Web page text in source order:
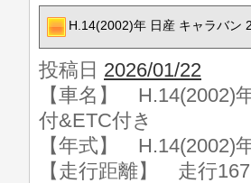
H.14(2002)年 日産 キャラバン
投稿日 2026/01/22
【車名】 H.14(2002)
付&ETC付き
【年式】 H.14(2002)
【走行距離】 走行